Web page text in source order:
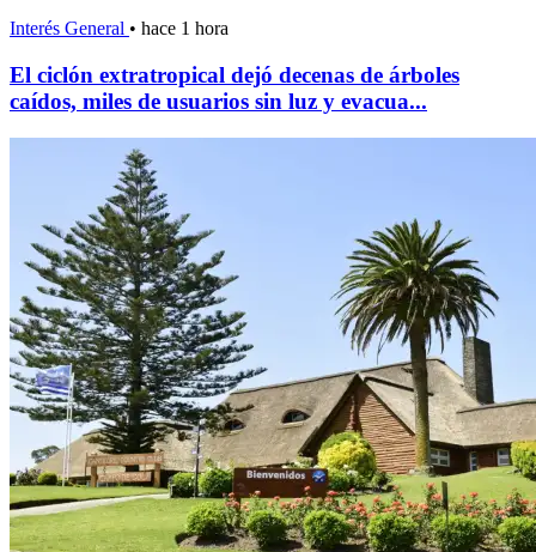
Interés General • hace 1 hora
El ciclón extratropical dejó decenas de árboles
caídos, miles de usuarios sin luz y evacua...